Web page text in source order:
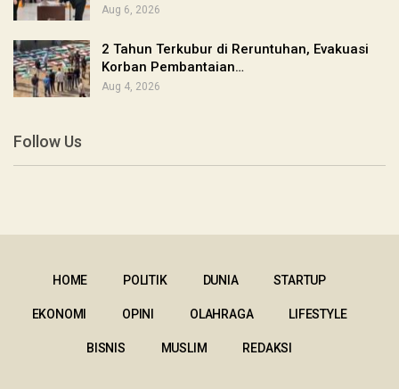
Aug 6, 2026
2 Tahun Terkubur di Reruntuhan, Evakuasi
Korban Pembantaian…
Aug 4, 2026
Follow Us
HOME POLITIK DUNIA STARTUP
EKONOMI OPINI OLAHRAGA LIFESTYLE
BISNIS MUSLIM REDAKSI